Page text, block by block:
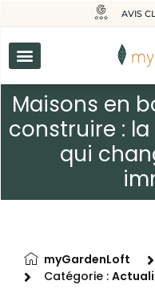
AVIS
Maisons en
construire :
qui
myGardenLoft
Catégorie :